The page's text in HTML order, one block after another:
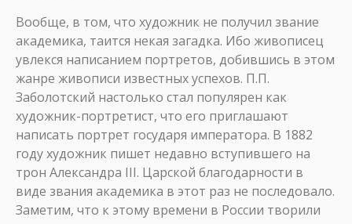
Вообще, в том, что художник не получил звание
академика, таится некая загадка. Ибо живописец
увлекся написанием портретов, добившись в этом
жанре живописи известных успехов. П.П.
Заболотский настолько стал популярен как
художник-портретист, что его приглашают
написать портрет государя императора. В 1882
году художник пишет недавно вступившего на
трон Александра III. Царской благодарности в
виде звания академика в этот раз не последовало.
Заметим, что к этому времени в России творили